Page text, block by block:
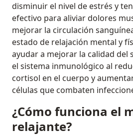
disminuir el nivel de estrés y
efectivo para aliviar dolores
mejorar la circulación
estado de relajación mental y
ayudar a mejorar la calidad del
el sistema inmunológico al
cortisol en el cuerpo y
células que combaten
¿Cómo funciona el
relajante?